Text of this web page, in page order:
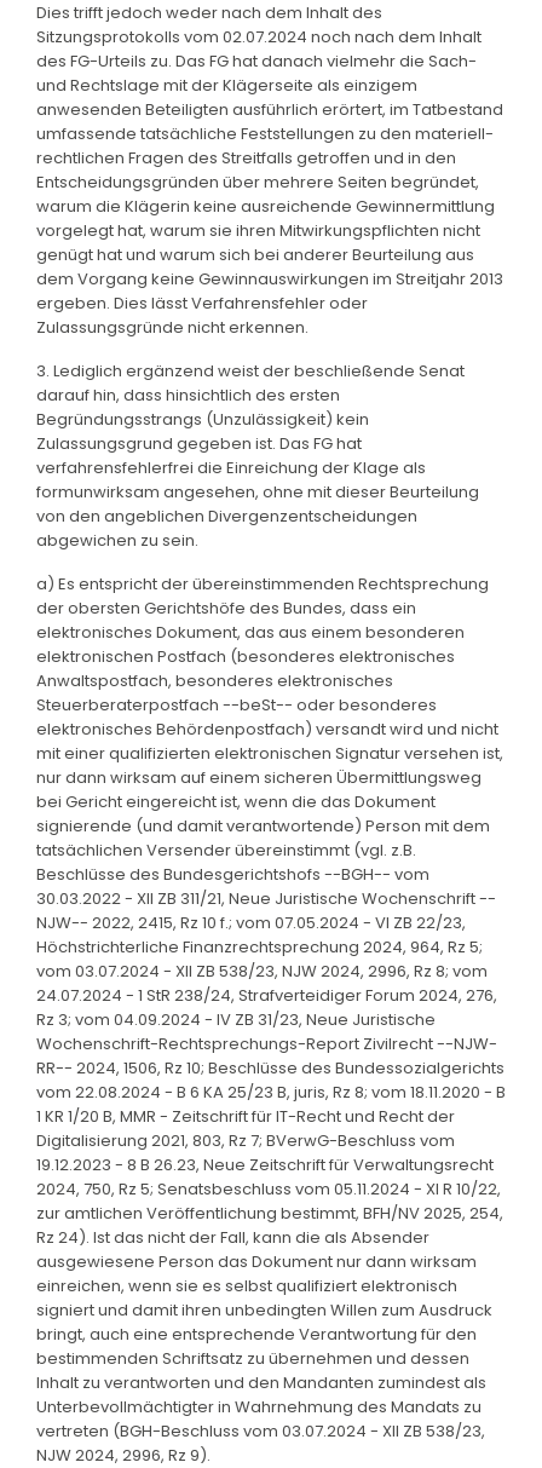
Dies trifft jedoch weder nach dem Inhalt des
Sitzungsprotokolls vom 02.07.2024 noch nach dem Inhalt
des FG-Urteils zu. Das FG hat danach vielmehr die Sach-
und Rechtslage mit der Klägerseite als einzigem
anwesenden Beteiligten ausführlich erörtert, im Tatbestand
umfassende tatsächliche Feststellungen zu den materiell-
rechtlichen Fragen des Streitfalls getroffen und in den
Entscheidungsgründen über mehrere Seiten begründet,
warum die Klägerin keine ausreichende Gewinnermittlung
vorgelegt hat, warum sie ihren Mitwirkungspflichten nicht
genügt hat und warum sich bei anderer Beurteilung aus
dem Vorgang keine Gewinnauswirkungen im Streitjahr 2013
ergeben. Dies lässt Verfahrensfehler oder
Zulassungsgründe nicht erkennen.
3. Lediglich ergänzend weist der beschließende Senat
darauf hin, dass hinsichtlich des ersten
Begründungsstrangs (Unzulässigkeit) kein
Zulassungsgrund gegeben ist. Das FG hat
verfahrensfehlerfrei die Einreichung der Klage als
formunwirksam angesehen, ohne mit dieser Beurteilung
von den angeblichen Divergenzentscheidungen
abgewichen zu sein.
a) Es entspricht der übereinstimmenden Rechtsprechung
der obersten Gerichtshöfe des Bundes, dass ein
elektronisches Dokument, das aus einem besonderen
elektronischen Postfach (besonderes elektronisches
Anwaltspostfach, besonderes elektronisches
Steuerberaterpostfach --beSt-- oder besonderes
elektronisches Behördenpostfach) versandt wird und nicht
mit einer qualifizierten elektronischen Signatur versehen ist,
nur dann wirksam auf einem sicheren Übermittlungsweg
bei Gericht eingereicht ist, wenn die das Dokument
signierende (und damit verantwortende) Person mit dem
tatsächlichen Versender übereinstimmt (vgl. z.B.
Beschlüsse des Bundesgerichtshofs --BGH-- vom
30.03.2022 - XII ZB 311/21, Neue Juristische Wochenschrift --
NJW-- 2022, 2415, Rz 10 f.; vom 07.05.2024 - VI ZB 22/23,
Höchstrichterliche Finanzrechtsprechung 2024, 964, Rz 5;
vom 03.07.2024 - XII ZB 538/23, NJW 2024, 2996, Rz 8; vom
24.07.2024 - 1 StR 238/24, Strafverteidiger Forum 2024, 276,
Rz 3; vom 04.09.2024 - IV ZB 31/23, Neue Juristische
Wochenschrift-Rechtsprechungs-Report Zivilrecht --NJW-
RR-- 2024, 1506, Rz 10; Beschlüsse des Bundessozialgerichts
vom 22.08.2024 - B 6 KA 25/23 B, juris, Rz 8; vom 18.11.2020 - B
1 KR 1/20 B, MMR - Zeitschrift für IT-Recht und Recht der
Digitalisierung 2021, 803, Rz 7; BVerwG-Beschluss vom
19.12.2023 - 8 B 26.23, Neue Zeitschrift für Verwaltungsrecht
2024, 750, Rz 5; Senatsbeschluss vom 05.11.2024 - XI R 10/22,
zur amtlichen Veröffentlichung bestimmt, BFH/NV 2025, 254,
Rz 24). Ist das nicht der Fall, kann die als Absender
ausgewiesene Person das Dokument nur dann wirksam
einreichen, wenn sie es selbst qualifiziert elektronisch
signiert und damit ihren unbedingten Willen zum Ausdruck
bringt, auch eine entsprechende Verantwortung für den
bestimmenden Schriftsatz zu übernehmen und dessen
Inhalt zu verantworten und den Mandanten zumindest als
Unterbevollmächtigter in Wahrnehmung des Mandats zu
vertreten (BGH-Beschluss vom 03.07.2024 - XII ZB 538/23,
NJW 2024, 2996, Rz 9).